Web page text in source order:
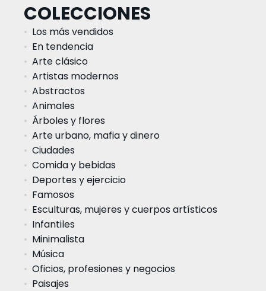
COLECCIONES
Los más vendidos
En tendencia
Arte clásico
Artistas modernos
Abstractos
Animales
Árboles y flores
Arte urbano, mafia y dinero
Ciudades
Comida y bebidas
Deportes y ejercicio
Famosos
Esculturas, mujeres y cuerpos artísticos
Infantiles
Minimalista
Música
Oficios, profesiones y negocios
Paisajes